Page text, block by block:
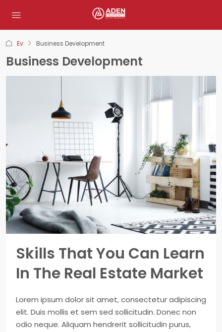
Ev Business Development
Business Development
Skills That You Can Learn
In The Real Estate Market
Lorem ipsum dolor sit amet, consectetur adipiscing
elit. Duis mollis et sem sed sollicitudin. Donec non
odio neque. Aliquam hendrerit sollicitudin purus,